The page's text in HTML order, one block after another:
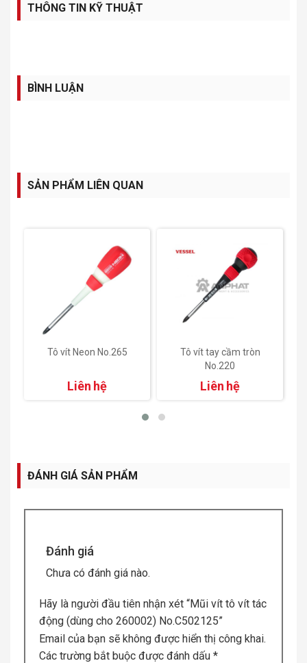
THÔNG TIN KỸ THUẬT
BÌNH LUẬN
SẢN PHẨM LIÊN QUAN
Tô vít Neon No.265
Liên hệ
Tô vít tay cầm tròn
No.220
Liên hệ
ĐÁNH GIÁ SẢN PHẨM
Đánh giá
Chưa có đánh giá nào.
Hãy là người đầu tiên nhận xét “Mũi vít tô vít tác
động (dùng cho 260002) No.C502125”
Email của bạn sẽ không được hiển thị công khai.
Các trường bắt buộc được đánh dấu *